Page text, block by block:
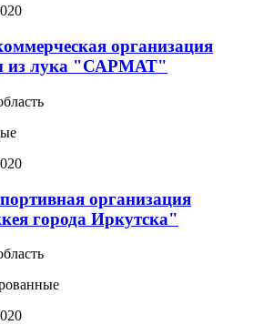
организация
из лука "САРМАТ"
организация
города Иркутска"